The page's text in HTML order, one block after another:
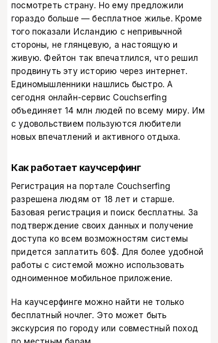
посмотреть страну. Но ему предложили
гораздо больше — бесплатное жилье. Кроме
того показали Исландию с непривычной
стороны, не глянцевую, а настоящую и
живую. Фейтон так впечатлился, что решил
продвинуть эту историю через интернет.
Единомышленники нашлись быстро. А
сегодня онлайн-сервис Couchserfing
объединяет 14 млн людей по всему миру. Им
с удовольствием пользуются любители
новых впечатлений и активного отдыха.
Как работает каучсерфинг
Регистрация на портале Couchserfing
разрешена людям от 18 лет и старше.
Базовая регистрация и поиск бесплатны. За
подтверждение своих данных и получение
доступа ко всем возможностям системы
придется заплатить 60$. Для более удобной
работы с системой можно использовать
одноименное мобильное приложение.
На каучсерфинге можно найти не только
бесплатный ночлег. Это может быть
экскурсия по городу или совместный поход